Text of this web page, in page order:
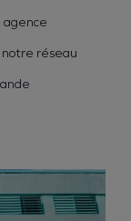
agence
réseau